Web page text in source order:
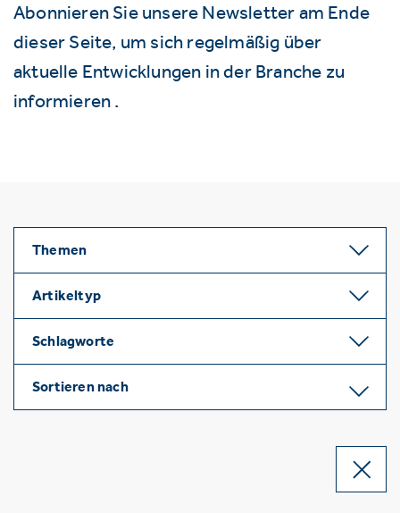
Abonnieren Sie unsere Newsletter am Ende
dieser Seite, um sich regelmäßig über
aktuelle Entwicklungen in der Branche zu
informieren .
Themen
Artikeltyp
Schlagworte
Sortieren nach